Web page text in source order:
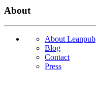
About
About Leanpub
Blog
Contact
Press